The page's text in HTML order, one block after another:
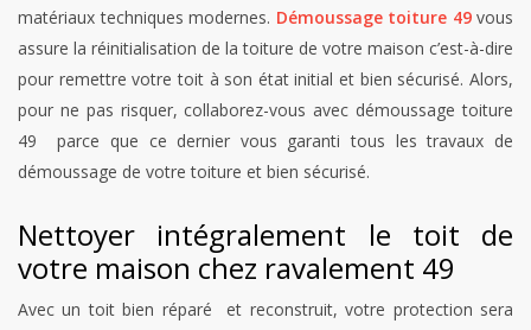
matériaux techniques modernes. Démoussage toiture 49 vous
assure la réinitialisation de la toiture de votre maison c’est-à-dire
pour remettre votre toit à son état initial et bien sécurisé. Alors,
pour ne pas risquer, collaborez-vous avec démoussage toiture
49 parce que ce dernier vous garanti tous les travaux de
démoussage de votre toiture et bien sécurisé.
Nettoyer intégralement le toit de
votre maison chez ravalement 49
Avec un toit bien réparé et reconstruit, votre protection sera